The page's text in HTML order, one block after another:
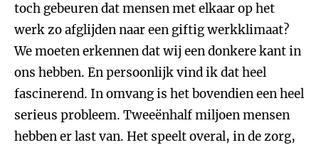
toch gebeuren dat mensen met elkaar op het
werk zo afglijden naar een giftig werkklimaat?
We moeten erkennen dat wij een donkere kant in
ons hebben. En persoonlijk vind ik dat heel
fascinerend. In omvang is het bovendien een heel
serieus probleem. Tweeënhalf miljoen mensen
hebben er last van. Het speelt overal, in de zorg,